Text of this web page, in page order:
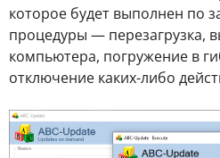
которое будет выполнен по
процедуры — перезагрузка,
компьютера, погружение в
отключение каких-либо